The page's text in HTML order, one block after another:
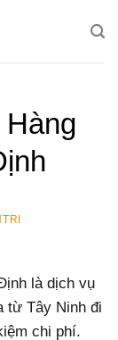
là dịch vụ
từ Tây Ninh đi
chi phí.